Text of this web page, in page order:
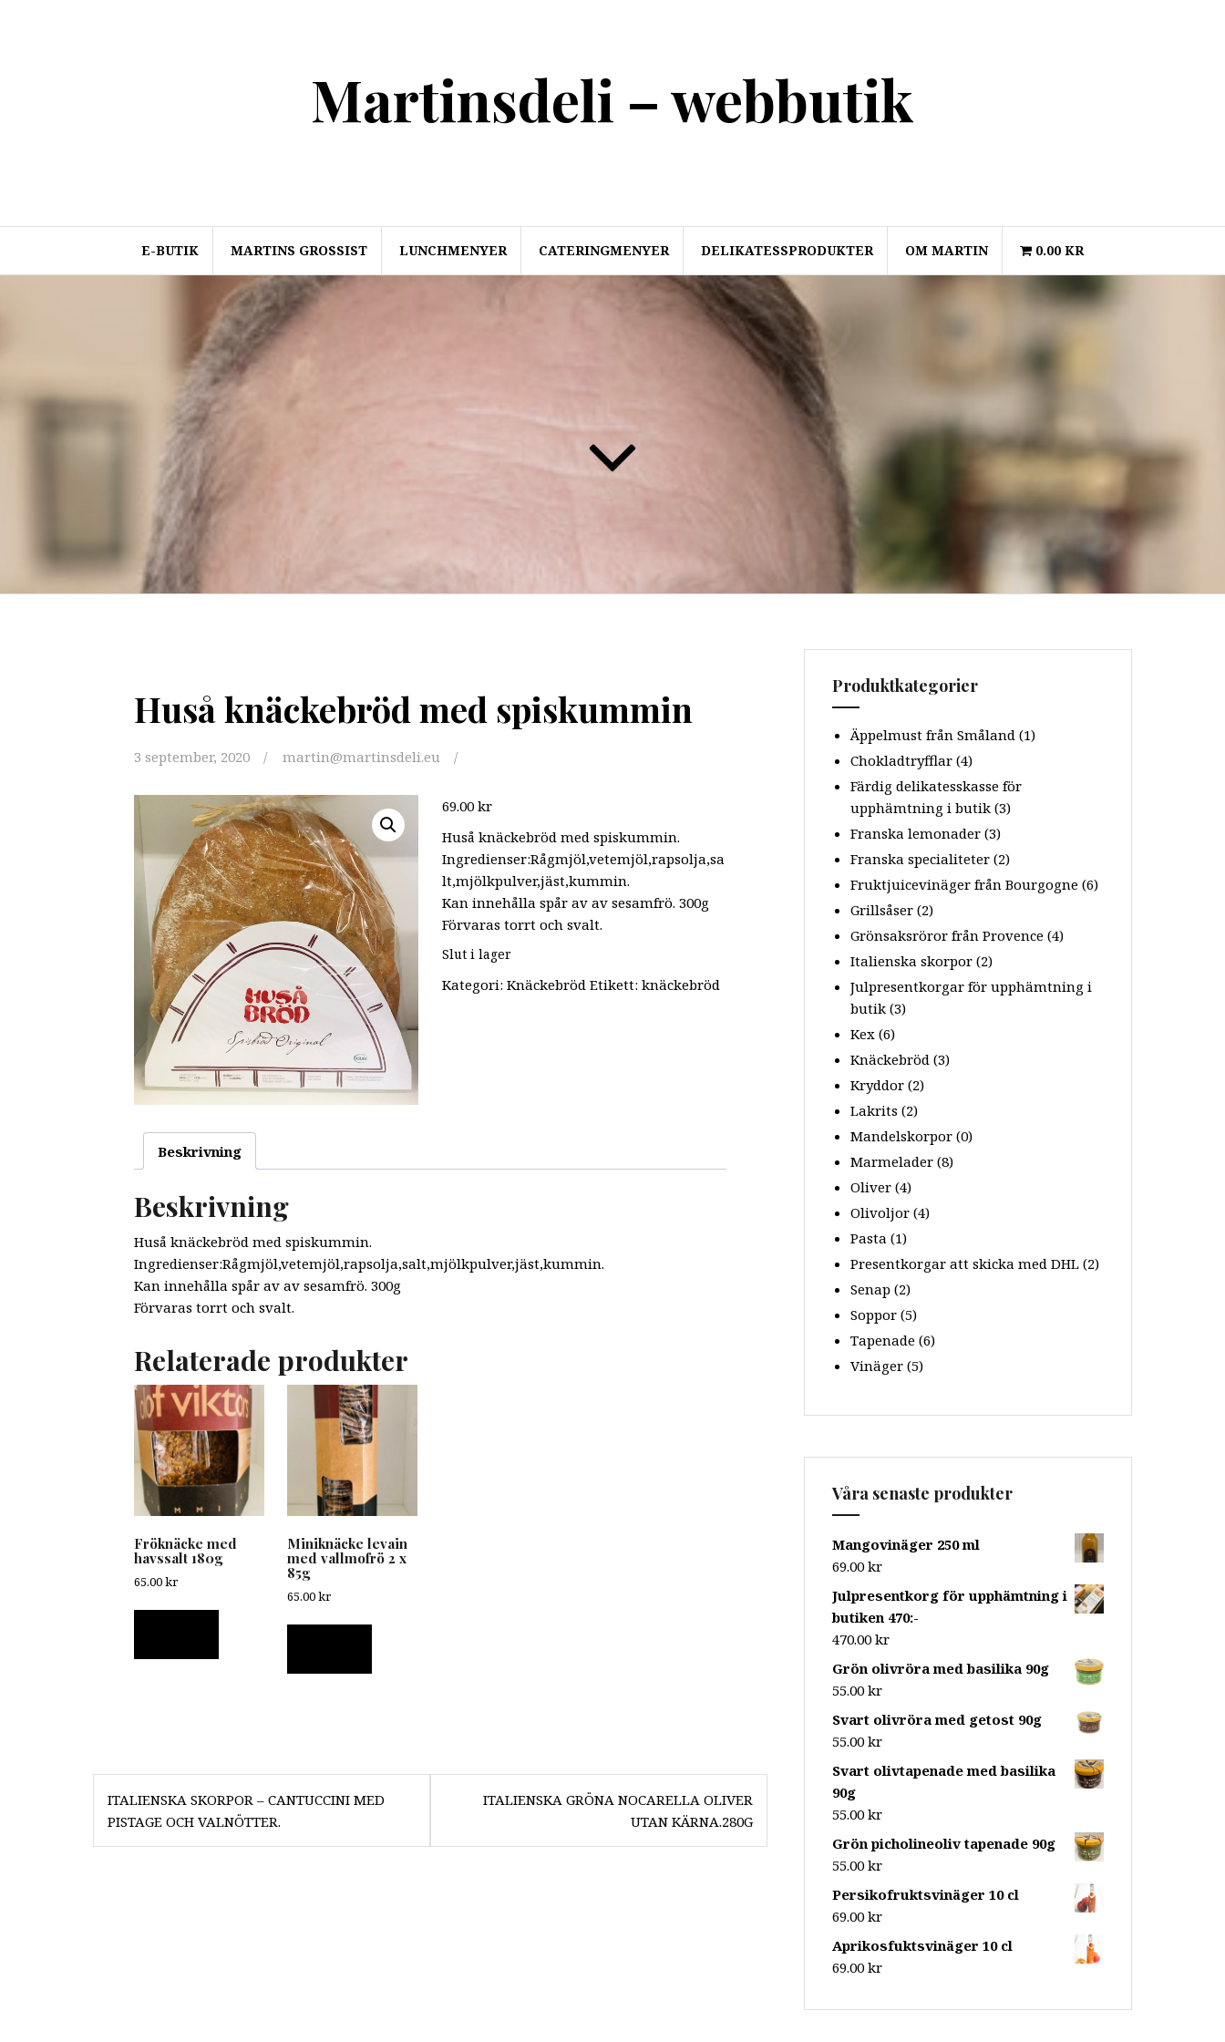
Martinsdeli – webbutik
E-BUTIK MARTINS GROSSIST LUNCHMENYER CATERINGMENYER DELIKATESSPRODUKTER OM MARTIN 0.00 KR
Huså knäckebröd med spiskummin
3 september, 2020 martin@martinsdeli.eu
69.00 kr
Huså knäckebröd med spiskummin.
Ingredienser:Rågmjöl,vetemjöl,rapsolja,sa
lt,mjölkpulver,jäst,kummin.
Kan innehålla spår av av sesamfrö. 300g
Förvaras torrt och svalt.
Slut i lager
Kategori: Knäckebröd Etikett: knäckebröd
Beskrivning
Beskrivning
Huså knäckebröd med spiskummin.
Ingredienser:Rågmjöl,vetemjöl,rapsolja,salt,mjölkpulver,jäst,kummin.
Kan innehålla spår av av sesamfrö. 300g
Förvaras torrt och svalt.
Relaterade produkter
Fröknäcke med
havssalt 180g
65.00kr
Miniknäcke levain
med vallmofrö 2 x
85g
65.00kr
Inläggsnavigering
ITALIENSKA SKORPOR – CANTUCCINI MED
PISTAGE OCH VALNÖTTER.
ITALIENSKA GRÖNA NOCARELLA OLIVER
UTAN KÄRNA.280G
Produktkategorier
Äppelmust från Småland (1)
Chokladtryfflar (4)
Färdig delikatesskasse för
upphämtning i butik (3)
Franska lemonader (3)
Franska specialiteter (2)
Fruktjuicevinäger från Bourgogne (6)
Grillsåser (2)
Grönsaksröror från Provence (4)
Italienska skorpor (2)
Julpresentkorgar för upphämtning i
butik (3)
Kex (6)
Knäckebröd (3)
Kryddor (2)
Lakrits (2)
Mandelskorpor (0)
Marmelader (8)
Oliver (4)
Olivoljor (4)
Pasta (1)
Presentkorgar att skicka med DHL (2)
Senap (2)
Soppor (5)
Tapenade (6)
Vinäger (5)
Våra senaste produkter
Mangovinäger 250 ml
69.00 kr
Julpresentkorg för upphämtning i
butiken 470:-
470.00 kr
Grön olivröra med basilika 90g
55.00 kr
Svart olivröra med getost 90g
55.00 kr
Svart olivtapenade med basilika
90g
55.00 kr
Grön picholineoliv tapenade 90g
55.00 kr
Persikofruktsvinäger 10 cl
69.00 kr
Aprikosfuktsvinäger 10 cl
69.00 kr